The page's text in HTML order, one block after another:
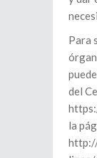
Para
del
la